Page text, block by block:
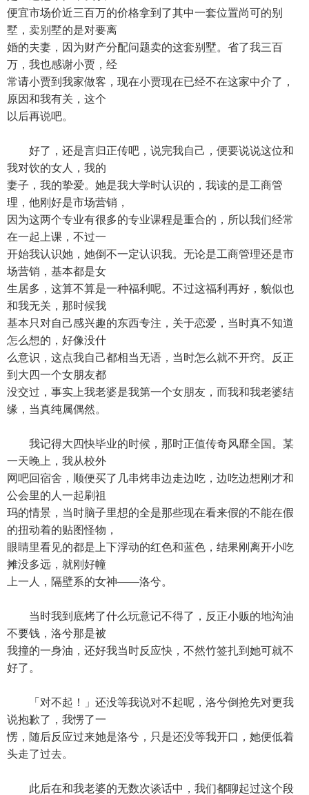
便宜市场价近三百万的价格拿到了其中一套位置尚可的别
墅，卖别墅的是对要离
婚的夫妻，因为财产分配问题卖的这套别墅。省了我三百
万，我也感谢小贾，经
常请小贾到我家做客，现在小贾现在已经不在这家中介了，
原因和我有关，这个
以后再说吧。
好了，还是言归正传吧，说完我自己，便要说说这位和
我对饮的女人，我的
妻子，我的挚爱。她是我大学时认识的，我读的是工商管
理，他刚好是市场营销，
因为这两个专业有很多的专业课程是重合的，所以我们经常
在一起上课，不过一
开始我认识她，她倒不一定认识我。无论是工商管理还是市
场营销，基本都是女
生居多，这算不算是一种福利呢。不过这福利再好，貌似也
和我无关，那时候我
基本只对自己感兴趣的东西专注，关于恋爱，当时真不知道
怎么想的，好像没什
么意识，这点我自己都相当无语，当时怎么就不开窍。反正
到大四一个女朋友都
没交过，事实上我老婆是我第一个女朋友，而我和我老婆结
缘，当真纯属偶然。
我记得大四快毕业的时候，那时正值传奇风靡全国。某
一天晚上，我从校外
网吧回宿舍，顺便买了几串烤串边走边吃，边吃边想刚才和
公会里的人一起刷祖
玛的情景，当时脑子里想的全是那些现在看来假的不能在假
的扭动着的贴图怪物，
眼睛里看见的都是上下浮动的红色和蓝色，结果刚离开小吃
摊没多远，就刚好幢
上一人，隔壁系的女神——洛兮。
当时我到底烤了什么玩意记不得了，反正小贩的地沟油
不要钱，洛兮那是被
我撞的一身油，还好我当时反应快，不然竹签扎到她可就不
好了。
「对不起！」还没等我说对不起呢，洛兮倒抢先对更我
说抱歉了，我愣了一
愣，随后反应过来她是洛兮，只是还没等我开口，她便低着
头走了过去。
此后在和我老婆的无数次谈话中，我们都聊起过这个段